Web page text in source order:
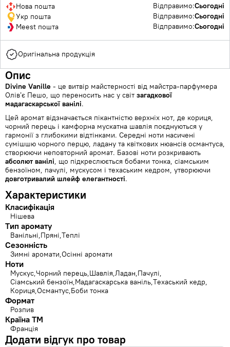
Нова пошта Відправимо:Сьогодні
Укр пошта
Відправимо:Сьогодні
Meest пошта
Відправимо:Сьогодні
Оригінальна продукція
Опис
Divine Vanille - це витвір майстерності від майстра-парфумера
Олів’є Пешо, що переносить нас у світ загадкової
мадагаскарської ванілі.
Цей аромат відзначається пікантністю верхніх нот, де кориця,
чорний перець і камфорна мускатна шавлія поєднуються у
гармонії з глибокими відтінками. Середні ноти насичені
сумішшю чорного перцю, ладану та квіткових нюансів османтуса,
створюючи неповторний аромат. Базові ноти розкривають
абсолют ванілі , що підкреслюється бобами тонка, сіамським
бензоїном, пачулі, мускусом і техаським кедром, утворюючи
довготривалий шлейф елегантності.
Характеристики
Класифікація
Нішева
Тип аромату
Ванільні Пряні Теплі
Сезонність
Зимні аромати Осінні аромати
Ноти
Мускус Чорний перець Шавлія Ладан Пачулі
Сіамський бензоїн Мадагаскарська ваніль Техаський кедр
Кориця Османтус Боби тонка
Формат
Розпив
Країна ТМ
Франція
Додати відгук про товар